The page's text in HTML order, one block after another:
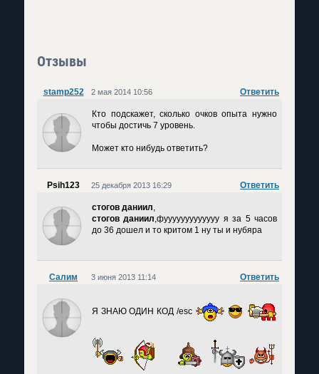
Отзывы
stamp252 Ответить
2 мая 2014 10:56
Кто подскажет, сколько очков опыта нужно
чтобы достичь 7 уровень.
Может кто нибудь ответить?
Psih123 Ответить
25 декабря 2013 16:29
стогов даниил,
стогов даниил,фууууууууууууу я за 5 часов
до 36 дошел и то критом 1 ну ты и нубяра
Салим Ответить
3 июня 2013 11:14
Я ЗНАЮ ОДИН КОД /esc